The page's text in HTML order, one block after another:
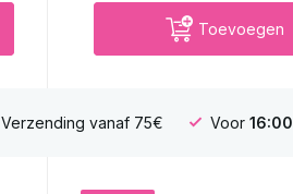
Toevoegen
Verzending vanaf 75€ Voor 16:00